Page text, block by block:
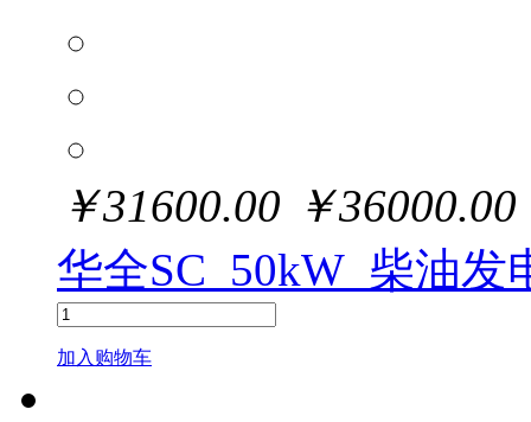
￥31600.00 ￥36000.00
华全SC_50kW_柴油发
加入购物车